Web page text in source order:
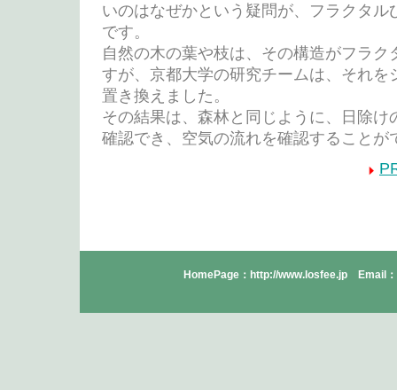
いのはなぜかという疑問が、フラクタル
です。
自然の木の葉や枝は、その構造がフラ
すが、京都大学の研究チームは、それを
置き換えました。
その結果は、森林と同じように、日除け
確認でき、空気の流れを確認することが
HomePage：http://www.losfee.jp Email